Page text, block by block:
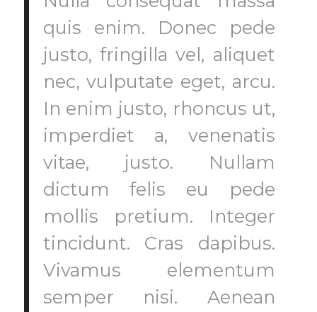
quis enim. Donec pede
justo, fringilla vel, aliquet
nec, vulputate eget, arcu.
In enim justo, rhoncus ut,
imperdiet a, venenatis
vitae, justo. Nullam
dictum felis eu pede
mollis pretium. Integer
tincidunt. Cras dapibus.
Vivamus elementum
semper nisi. Aenean